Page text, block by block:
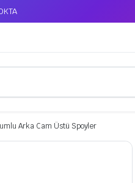
Arka Cam Üstü Spoyler